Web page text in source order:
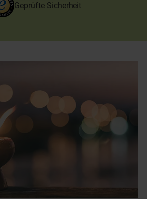
Geprüfte Sicherheit